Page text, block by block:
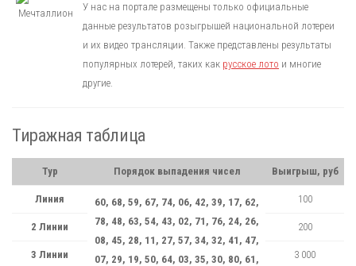
У нас на портале размещены только официальные
данные результатов розыгрышей национальной лотереи
и их видео трансляции. Также представлены результаты
популярных лотерей, таких как русское лото и многие
другие.
Тиражная таблица
Тур Порядок выпадения чисел Выигрыш, руб
Линия
60, 68, 59, 67, 74, 06, 42, 39, 17, 62,
78, 48, 63, 54, 43, 02, 71, 76, 24, 26,
08, 45, 28, 11, 27, 57, 34, 32, 41, 47,
07, 29, 19, 50, 64, 03, 35, 30, 80, 61,
100
2 Линии 200
3 Линии 3 000